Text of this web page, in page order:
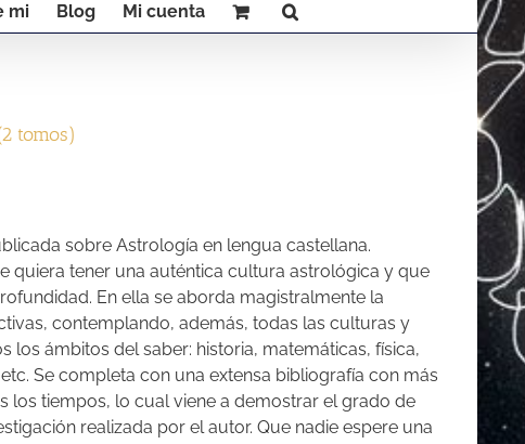
mi Blog Mi cuenta
tomos)
sobre Astrología en lengua castellana.
quiera tener una auténtica cultura astrológica y que
En ella se aborda magistralmente la
contemplando, además, todas las culturas y
los ámbitos del saber: historia, matemáticas, física,
Se completa con una extensa bibliografía con más
los tiempos, lo cual viene a demostrar el grado de
realizada por el autor. Que nadie espere una